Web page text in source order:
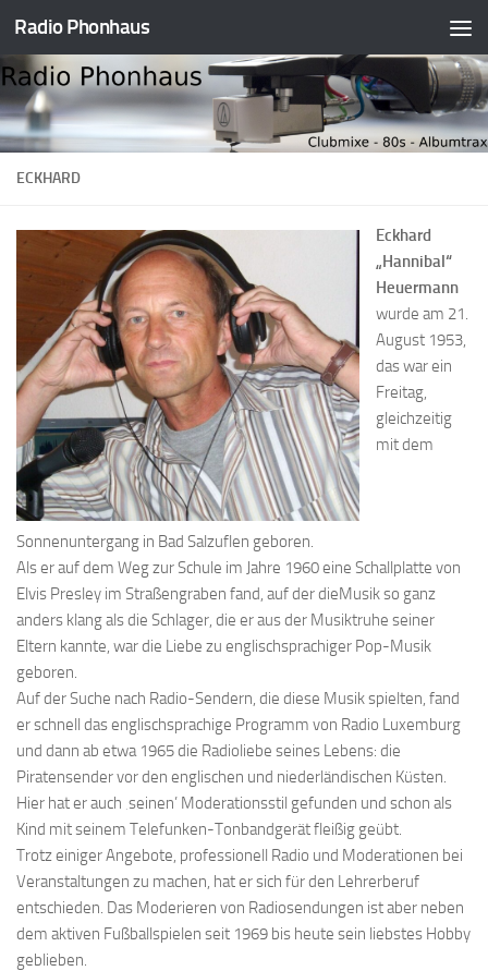
Zum Inhalt springen
Radio Phonhaus
ECKHARD
Eckhard
„Hannibal“
Heuermann
wurde am 21.
August 1953,
das war ein
Freitag,
gleichzeitig
mit dem
Sonnenuntergang in Bad Salzuflen geboren.
Als er auf dem Weg zur Schule im Jahre 1960 eine Schallplatte von
Elvis Presley im Straßengraben fand, auf der dieMusik so ganz
anders klang als die Schlager, die er aus der Musiktruhe seiner
Eltern kannte, war die Liebe zu englischsprachiger Pop-Musik
geboren.
Auf der Suche nach Radio-Sendern, die diese Musik spielten, fand
er schnell das englischsprachige Programm von Radio Luxemburg
und dann ab etwa 1965 die Radioliebe seines Lebens: die
Piratensender vor den englischen und niederländischen Küsten.
Hier hat er auch ‚seinen’ Moderationsstil gefunden und schon als
Kind mit seinem Telefunken-Tonbandgerät fleißig geübt.
Trotz einiger Angebote, professionell Radio und Moderationen bei
Veranstaltungen zu machen, hat er sich für den Lehrerberuf
entschieden. Das Moderieren von Radiosendungen ist aber neben
dem aktiven Fußballspielen seit 1969 bis heute sein liebstes Hobby
geblieben.